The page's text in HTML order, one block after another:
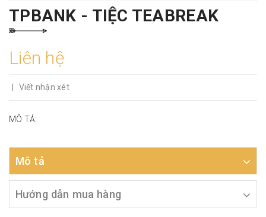
TPBANK - TIỆC TEABREAK
Liên hệ
Viết nhận xét
MÔ TẢ:
Mô tả
Hướng dẫn mua hàng